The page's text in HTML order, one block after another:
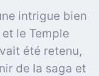
intrigue bien
le Temple
été retenu,
de la saga et